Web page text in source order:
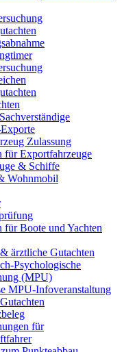
Zulassung
für Exportfahrzeuge
& Schiffe
Wohnmobil
für Boote und Yachten
ärztliche Gutachten
Psychologische
(MPU)
MPU-Infoveranstaltung
für